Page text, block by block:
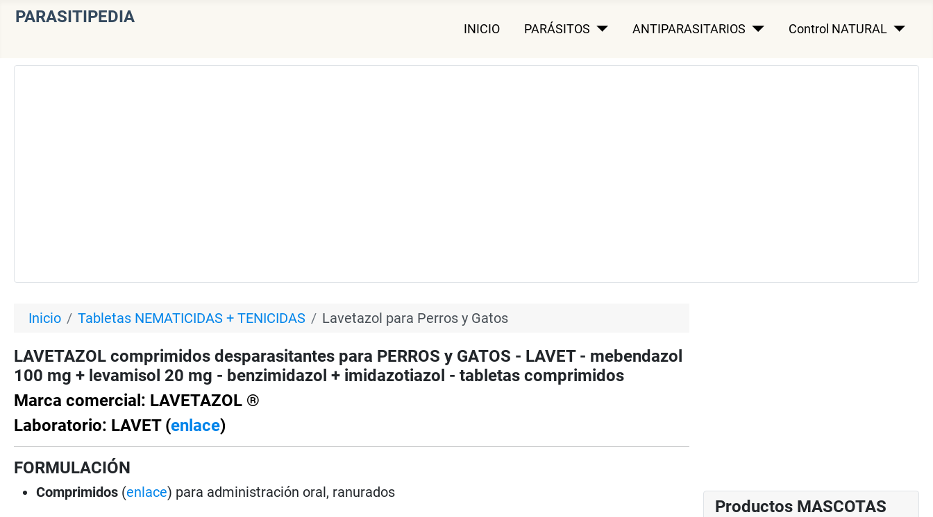
PARASITIPEDIA
INICIO PARÁSITOS ANTIPARASITARIOS Control NATURAL
Inicio Tabletas NEMATICIDAS + TENICIDAS Lavetazol para Perros y Gatos
LAVETAZOL comprimidos desparasitantes para PERROS y GATOS - LAVET - mebendazol
100 mg + levamisol 20 mg - benzimidazol + imidazotiazol - tabletas comprimidos
Marca comercial: LAVETAZOL ®
Laboratorio: LAVET (enlace)
FORMULACIÓN
Comprimidos (enlace) para administración oral, ranurados
Productos MASCOTAS